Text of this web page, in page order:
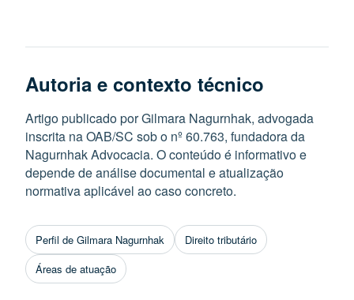
Autoria e contexto técnico
Artigo publicado por Gilmara Nagurnhak, advogada
inscrita na OAB/SC sob o nº 60.763, fundadora da
Nagurnhak Advocacia. O conteúdo é informativo e
depende de análise documental e atualização
normativa aplicável ao caso concreto.
Perfil de Gilmara Nagurnhak
Direito tributário
Áreas de atuação